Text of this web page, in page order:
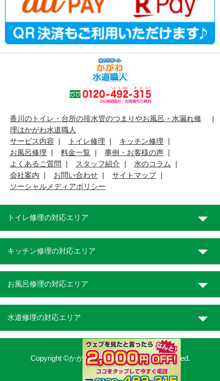
香川のトイレ・台所の排水管のつまりやお風呂・水漏れ修
理はかがわ水道職人
サービス内容
トイレ修理
キッチン修理
お風呂修理
料金一覧
事例・お客様の声
よくあるご質問
スタッフ紹介
水のコラム
会社案内
お問い合わせ
サイトマップ
ソーシャルメディアポリシー
トイレ修理の対応エリア
キッチン修理の対応エリア
お風呂修理の対応エリア
水道修理の対応エリア
Copyright ©かがわ水道職人. All Rights Reserved.